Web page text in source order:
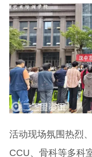
活动现场氛围热烈
CCU、骨科等多科